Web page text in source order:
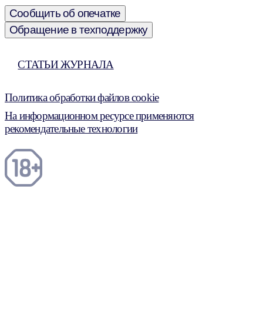
Сообщить об опечатке
Обращение в техподдержку
СТАТЬИ ЖУРНАЛА
Политика обработки файлов cookie
На информационном ресурсе применяются
рекомендательные технологии